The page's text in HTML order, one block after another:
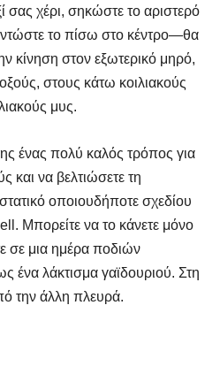
σας χέρι, σηκώστε το αριστερό
το πίσω στο κέντρο—θα
κίνηση στον εξωτερικό μηρό,
στους κάτω κοιλιακούς
μυς.
ένας πολύ καλός τρόπος για
και να βελτιώσετε τη
οποιουδήποτε σχεδίου
Μπορείτε να το κάνετε μόνο
σε μια ημέρα ποδιών
ένα λάκτισμα γαϊδουριού. Στη
την άλλη πλευρά.